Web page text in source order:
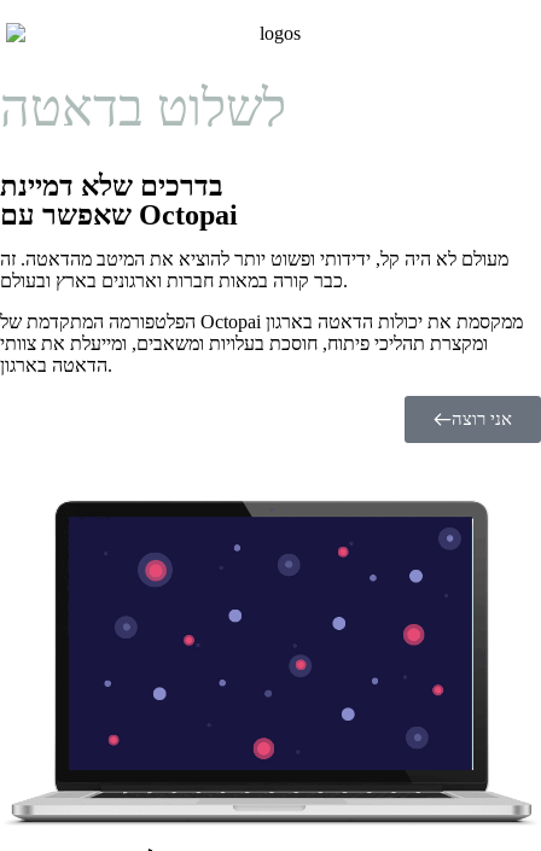
לשלוט בדאטה
בדרכים שלא דמיינת
שאפשר עם Octopai
מעולם לא היה קל, ידידותי ופשוט יותר להוציא את המיטב מהדאטה. זה
כבר קורה במאות חברות וארגונים בארץ ובעולם.
הפלטפורמה המתקדמת של Octopai ממקסמת את יכולות הדאטה בארגון
ומקצרת תהליכי פיתוח, חוסכת בעלויות ומשאבים, ומייעלת את צוותי
הדאטה בארגון.
אני רוצה